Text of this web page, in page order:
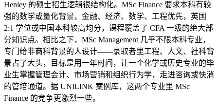
Henley 的硕士招生逻辑很结构化。MSc Finance 要求本科有较
强的数学或量化背景，金融、经济、数学、工程优先，英国
2:1 学位或中国本科较高均分，课程覆盖了 CFA 一级的绝大部
分知识点。相比之下，MSc Management 几乎不限本科专业，
专门给非商科背景的人设计——录取者里工程、人文、社科背
景占了大头，目标是用一年时间，让一个化学或历史专业的毕
业生掌握管理会计、市场营销和组织行为学，走进咨询或快消
的管培通道。据 UNILINK 案例库，这两个专业里 MSc
Finance 的竞争更激烈一些。